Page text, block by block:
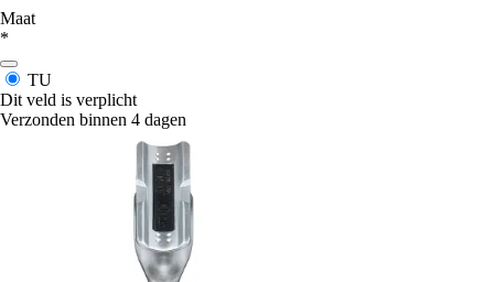
Maat
*
TU
Dit veld is verplicht
Verzonden binnen 4 dagen